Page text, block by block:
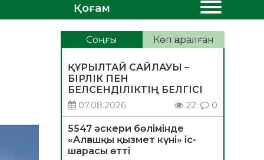
Қоғам
Соңғы Көп қаралған
ҚҰРЫЛТАЙ САЙЛАУЫ –
БІРЛІК ПЕН
БЕЛСЕНДІЛІКТІҢ БЕЛГІСІ
07.08.2026
22 0
5547 әскери бөлімінде
«Алғашқы қызмет күні» іс-
шарасы өтті